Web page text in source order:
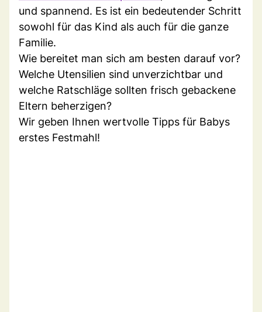
und spannend. Es ist ein bedeutender Schritt
sowohl für das Kind als auch für die ganze
Familie.
Wie bereitet man sich am besten darauf vor?
Welche Utensilien sind unverzichtbar und
welche Ratschläge sollten frisch gebackene
Eltern beherzigen?
Wir geben Ihnen wertvolle Tipps für Babys
erstes Festmahl!